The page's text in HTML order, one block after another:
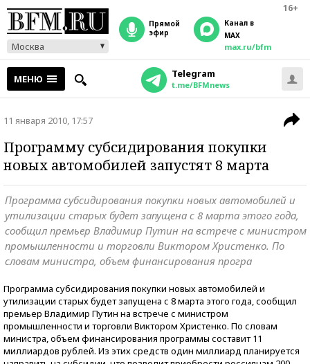
16+
Москва
прямой
эфир
Канал в
MAX
max.ru/bfm
МЕНЮ Telegram
t.me/BFMnews
11 января 2010, 17:57
Программу субсидирования покупки
новых автомобилей запустят 8 марта
Программа субсидирования покупки новых автомобилей и
утилизации старых будет запущена с 8 марта этого года,
сообщил премьер Владимир Путин на встрече с министром
промышленности и торговли Виктором Христенко. По
словам министра, объем финансирования програ
Программа субсидирования покупки новых автомобилей и
утилизации старых будет запущена с 8 марта этого года, сообщил
премьер Владимир Путин на встрече с министром
промышленности и торговли Виктором Христенко. По словам
министра, объем финансирования программы составит 11
миллиардов рублей. Из этих средств один миллиард планируется